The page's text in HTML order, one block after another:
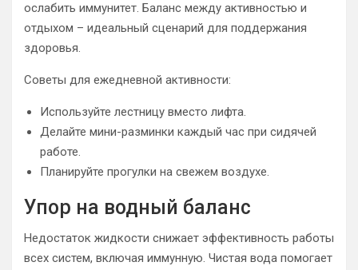
ослабить иммунитет. Баланс между активностью и
отдыхом – идеальный сценарий для поддержания
здоровья.
Советы для ежедневной активности:
Используйте лестницу вместо лифта.
Делайте мини-разминки каждый час при сидячей
работе.
Планируйте прогулки на свежем воздухе.
Упор на водный баланс
Недостаток жидкости снижает эффективность работы
всех систем, включая иммунную. Чистая вода помогает